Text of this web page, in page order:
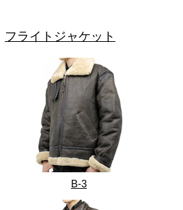
フライトジャケット
B-3